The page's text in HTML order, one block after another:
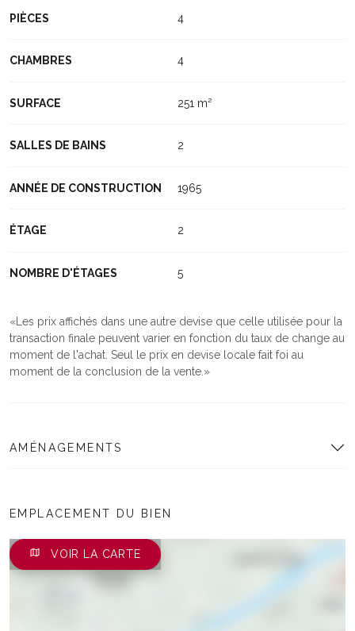
PIÈCES 4
CHAMBRES 4
SURFACE 251 m²
SALLES DE BAINS 2
ANNÉE DE CONSTRUCTION 1965
ÉTAGE 2
NOMBRE D'ÉTAGES 5
Les prix affichés dans une autre devise que celle utilisée pour la
transaction finale peuvent varier en fonction du taux de change au
moment de l'achat. Seul le prix en devise locale fait foi au
moment de la conclusion de la vente.
AMÉNAGEMENTS
EMPLACEMENT DU BIEN
VOIR LA CARTE